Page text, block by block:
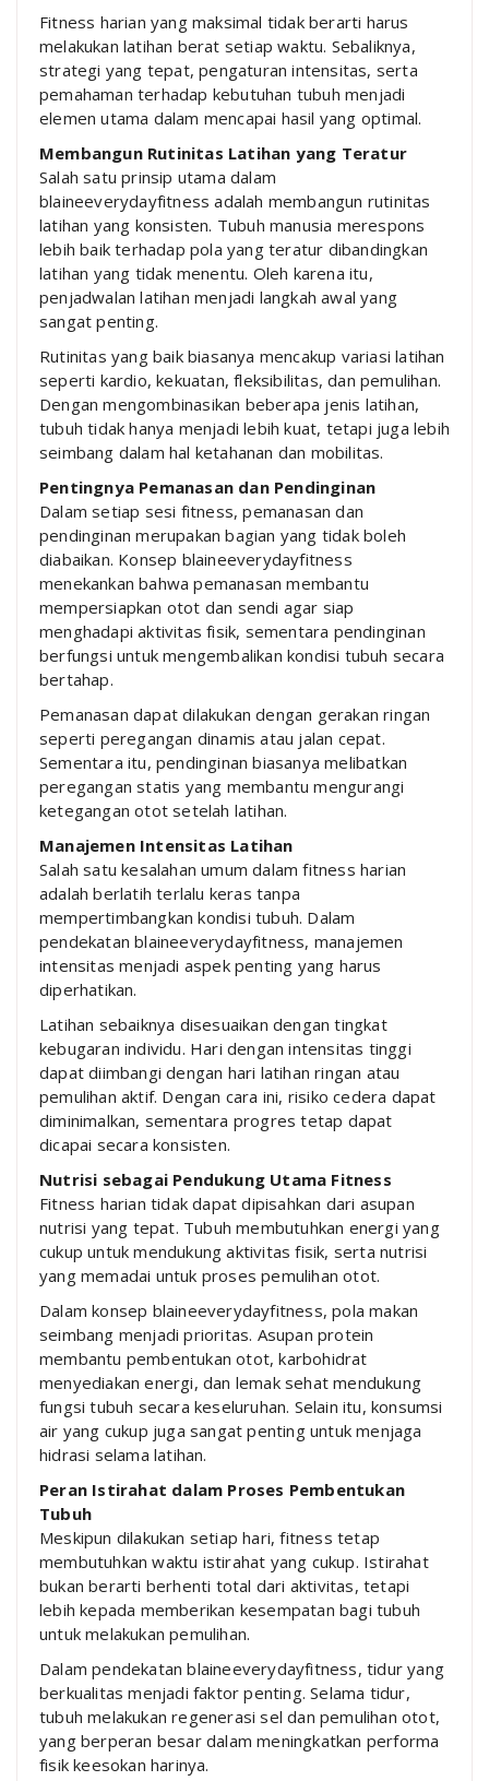
Fitness harian yang maksimal tidak berarti harus
melakukan latihan berat setiap waktu. Sebaliknya,
strategi yang tepat, pengaturan intensitas, serta
pemahaman terhadap kebutuhan tubuh menjadi
elemen utama dalam mencapai hasil yang optimal.
Membangun Rutinitas Latihan yang Teratur
Salah satu prinsip utama dalam
blaineeverydayfitness adalah membangun rutinitas
latihan yang konsisten. Tubuh manusia merespons
lebih baik terhadap pola yang teratur dibandingkan
latihan yang tidak menentu. Oleh karena itu,
penjadwalan latihan menjadi langkah awal yang
sangat penting.
Rutinitas yang baik biasanya mencakup variasi latihan
seperti kardio, kekuatan, fleksibilitas, dan pemulihan.
Dengan mengombinasikan beberapa jenis latihan,
tubuh tidak hanya menjadi lebih kuat, tetapi juga lebih
seimbang dalam hal ketahanan dan mobilitas.
Pentingnya Pemanasan dan Pendinginan
Dalam setiap sesi fitness, pemanasan dan
pendinginan merupakan bagian yang tidak boleh
diabaikan. Konsep blaineeverydayfitness
menekankan bahwa pemanasan membantu
mempersiapkan otot dan sendi agar siap
menghadapi aktivitas fisik, sementara pendinginan
berfungsi untuk mengembalikan kondisi tubuh secara
bertahap.
Pemanasan dapat dilakukan dengan gerakan ringan
seperti peregangan dinamis atau jalan cepat.
Sementara itu, pendinginan biasanya melibatkan
peregangan statis yang membantu mengurangi
ketegangan otot setelah latihan.
Manajemen Intensitas Latihan
Salah satu kesalahan umum dalam fitness harian
adalah berlatih terlalu keras tanpa
mempertimbangkan kondisi tubuh. Dalam
pendekatan blaineeverydayfitness, manajemen
intensitas menjadi aspek penting yang harus
diperhatikan.
Latihan sebaiknya disesuaikan dengan tingkat
kebugaran individu. Hari dengan intensitas tinggi
dapat diimbangi dengan hari latihan ringan atau
pemulihan aktif. Dengan cara ini, risiko cedera dapat
diminimalkan, sementara progres tetap dapat
dicapai secara konsisten.
Nutrisi sebagai Pendukung Utama Fitness
Fitness harian tidak dapat dipisahkan dari asupan
nutrisi yang tepat. Tubuh membutuhkan energi yang
cukup untuk mendukung aktivitas fisik, serta nutrisi
yang memadai untuk proses pemulihan otot.
Dalam konsep blaineeverydayfitness, pola makan
seimbang menjadi prioritas. Asupan protein
membantu pembentukan otot, karbohidrat
menyediakan energi, dan lemak sehat mendukung
fungsi tubuh secara keseluruhan. Selain itu, konsumsi
air yang cukup juga sangat penting untuk menjaga
hidrasi selama latihan.
Peran Istirahat dalam Proses Pembentukan
Tubuh
Meskipun dilakukan setiap hari, fitness tetap
membutuhkan waktu istirahat yang cukup. Istirahat
bukan berarti berhenti total dari aktivitas, tetapi
lebih kepada memberikan kesempatan bagi tubuh
untuk melakukan pemulihan.
Dalam pendekatan blaineeverydayfitness, tidur yang
berkualitas menjadi faktor penting. Selama tidur,
tubuh melakukan regenerasi sel dan pemulihan otot,
yang berperan besar dalam meningkatkan performa
fisik keesokan harinya.